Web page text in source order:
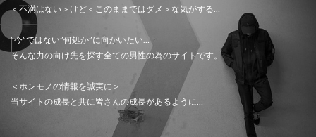
＜不満はない＞けど＜このままではダメ＞な気がする…
”今”ではない”何処か”に向かいたい…
そんな力の向け先を探す全ての男性の為のサイトです。
＜ホンモノの情報を誠実に＞
当サイトの成長と共に皆さんの成長があるように…